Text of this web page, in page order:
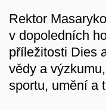
Rektor
v dopoledních
příležitosti Dies
vědy a
sportu, umění a